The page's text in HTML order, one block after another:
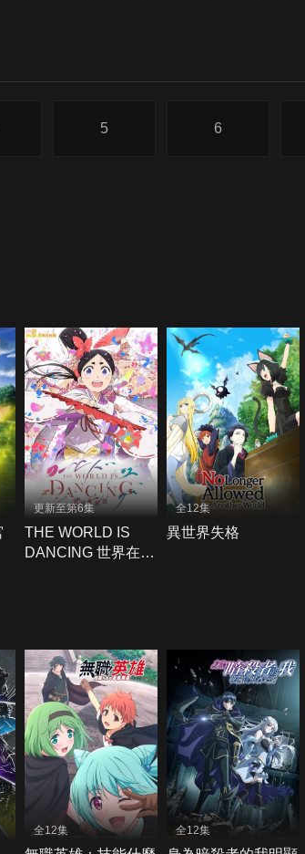
5 6
更新至第6集
THE WORLD IS
DANCING 世界在起
全12集
異世界失格
全12集 全12集